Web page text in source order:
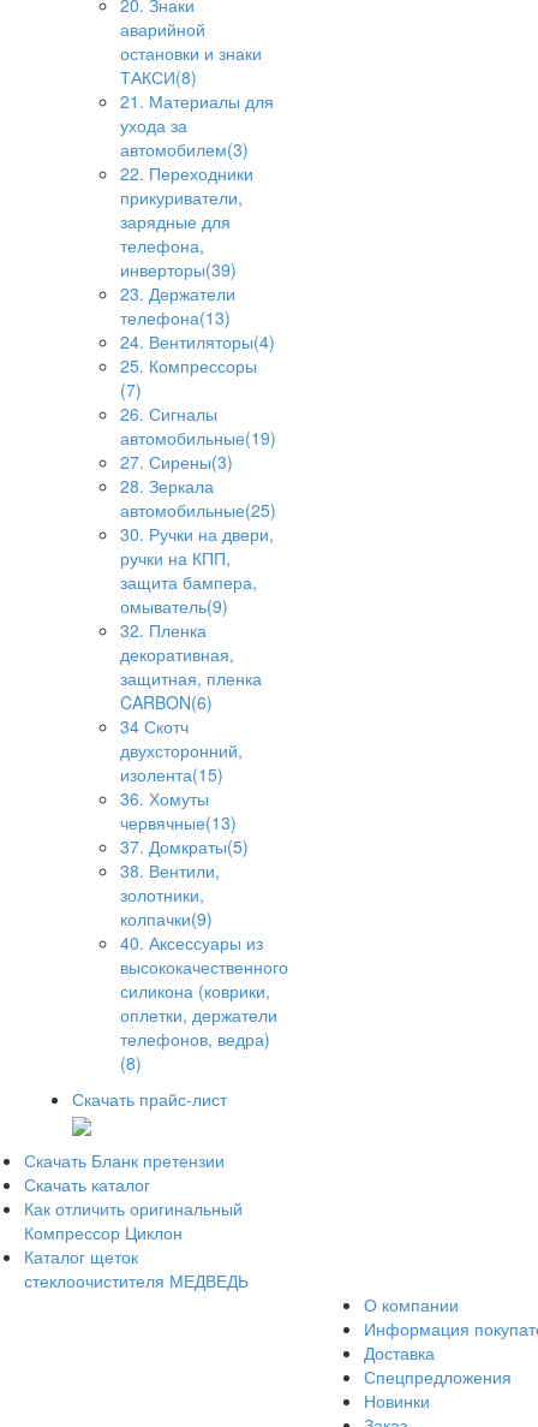
20. Знаки
аварийной
остановки и знаки
ТАКСИ(8)
21. Материалы для
ухода за
автомобилем(3)
22. Переходники
прикуриватели,
зарядные для
телефона,
инверторы(39)
23. Держатели
телефона(13)
24. Вентиляторы(4)
25. Компрессоры
(7)
26. Сигналы
автомобильные(19)
27. Сирены(3)
28. Зеркала
автомобильные(25)
30. Ручки на двери,
ручки на КПП,
защита бампера,
омыватель(9)
32. Пленка
декоративная,
защитная, пленка
CARBON(6)
34 Скотч
двухсторонний,
изолента(15)
36. Хомуты
червячные(13)
37. Домкраты(5)
38. Вентили,
золотники,
колпачки(9)
40. Аксессуары из
высококачественного
силикона (коврики,
оплетки, держатели
телефонов, ведра)
(8)
Скачать прайс-лист
Скачать Бланк претензии
Скачать каталог
Как отличить оригинальный
Компрессор Циклон
Каталог щеток
стеклоочистителя МЕДВЕДЬ
О компании
Информация
Доставка
Спецпредложения
Новинки